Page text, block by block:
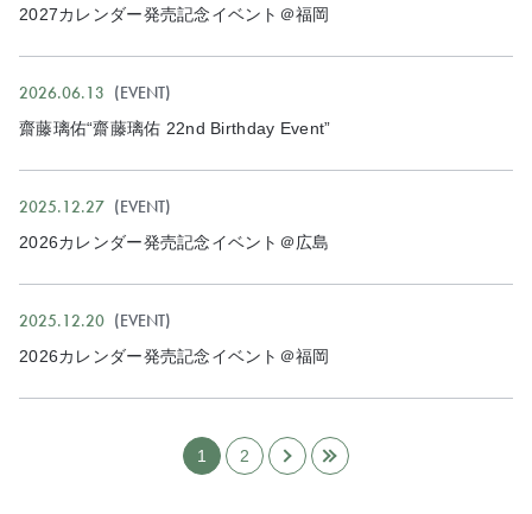
2027カレンダー発売記念イベント＠福岡
2026.06.13 EVENT
齋藤璃佑“齋藤璃佑 22nd Birthday Event”
2025.12.27 EVENT
2026カレンダー発売記念イベント＠広島
2025.12.20 EVENT
2026カレンダー発売記念イベント＠福岡
1 2 › »